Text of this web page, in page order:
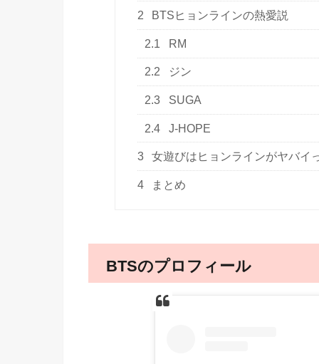
2 BTSヒョンラインの熱愛説
2.1 RM
2.2 ジン
2.3 SUGA
2.4 J-HOPE
3 女遊びはヒョンラインがヤバイ
4 まとめ
BTSのプロフィール